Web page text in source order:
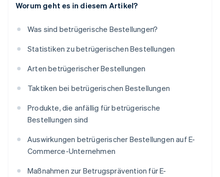
Worum geht es in diesem Artikel?
Was sind betrügerische Bestellungen?
Statistiken zu betrügerischen Bestellungen
Arten betrügerischer Bestellungen
Taktiken bei betrügerischen Bestellungen
Produkte, die anfällig für betrügerische
Bestellungen sind
Auswirkungen betrügerischer Bestellungen auf E-
Commerce-Unternehmen
Maßnahmen zur Betrugsprävention für E-